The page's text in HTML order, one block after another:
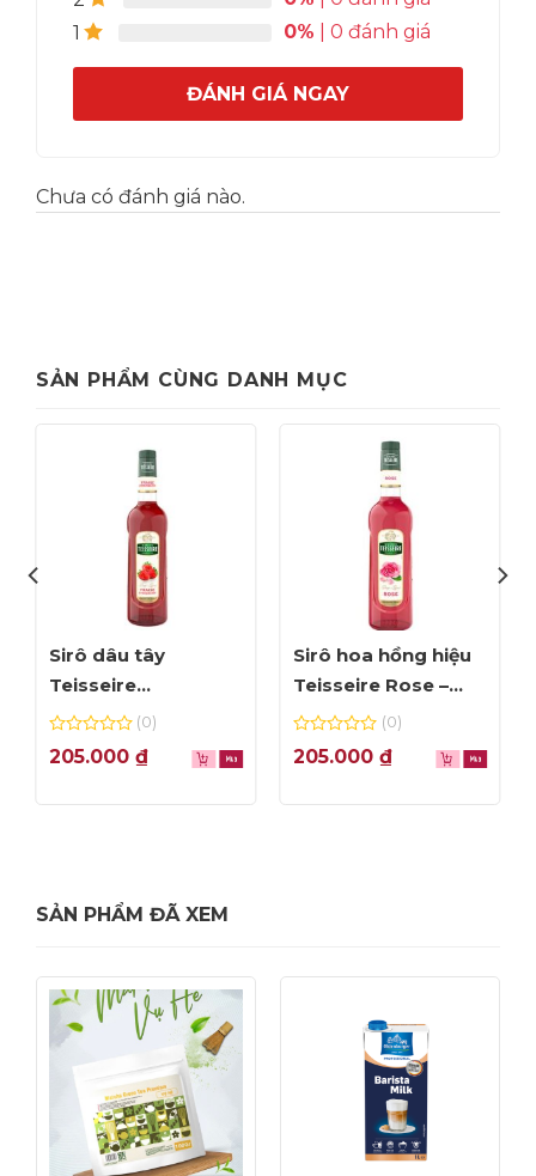
Kế tiếp, dùng rây, lọc trà qua rây, bỏ đi bã trà.
Pha trà sữa bằng trà đen số 9 đã ủ
Sau khi ủ trà đen số 9 thì kế tiếp là giai đoạn pha
Trà đen sau khi ủ xong thì cho đường và bột
kem béo thực vật MT35 vào, khuấy đều tất cả
thức bạn có thể rót ra ly thêm topping trân
châu theo yêu thích.
Thành phẩm trà sữa phải luôn bảo quản
trong tủ mát. Trà sữa sẽ ngon hơn nếu bảo
quản trong tủ mát 5-8 tiếng.
1
0% | 0 đánh giá
ĐÁNH GIÁ NGAY
Chưa có đánh giá nào.
SẢN PHẨM CÙNG DANH MỤC
Sirô dâu tây
Teisseire
Strawberry – chai
70cl
0
out
5
(0)
205.000 ₫
Sirô hoa hồng hiệu
Teisseire Rose –
chai 70cl
0
out
5
(0)
205.000 ₫
SẢN PHẨM ĐÃ XEM